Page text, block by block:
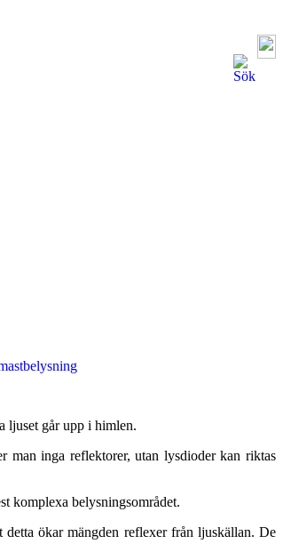
ljuset går upp i himlen.
man inga reflektorer, utan lysdioder kan riktas
komplexa belysningsområdet.
ökar mängden reflexer från ljuskällan. De